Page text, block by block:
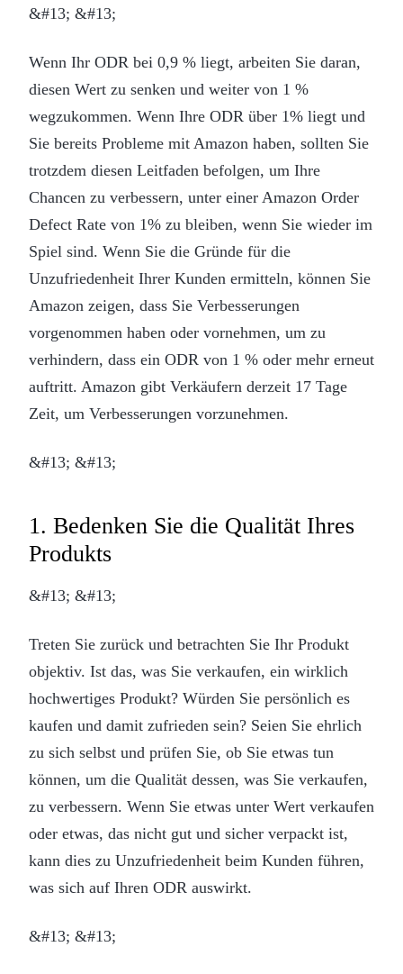
&#13; &#13;
Wenn Ihr ODR bei 0,9 % liegt, arbeiten Sie daran,
diesen Wert zu senken und weiter von 1 %
wegzukommen. Wenn Ihre ODR über 1% liegt und
Sie bereits Probleme mit Amazon haben, sollten Sie
trotzdem diesen Leitfaden befolgen, um Ihre
Chancen zu verbessern, unter einer Amazon Order
Defect Rate von 1% zu bleiben, wenn Sie wieder im
Spiel sind. Wenn Sie die Gründe für die
Unzufriedenheit Ihrer Kunden ermitteln, können Sie
Amazon zeigen, dass Sie Verbesserungen
vorgenommen haben oder vornehmen, um zu
verhindern, dass ein ODR von 1 % oder mehr erneut
auftritt. Amazon gibt Verkäufern derzeit 17 Tage
Zeit, um Verbesserungen vorzunehmen.
&#13; &#13;
1. Bedenken Sie die Qualität Ihres
Produkts
&#13; &#13;
Treten Sie zurück und betrachten Sie Ihr Produkt
objektiv. Ist das, was Sie verkaufen, ein wirklich
hochwertiges Produkt? Würden Sie persönlich es
kaufen und damit zufrieden sein? Seien Sie ehrlich
zu sich selbst und prüfen Sie, ob Sie etwas tun
können, um die Qualität dessen, was Sie verkaufen,
zu verbessern. Wenn Sie etwas unter Wert verkaufen
oder etwas, das nicht gut und sicher verpackt ist,
kann dies zu Unzufriedenheit beim Kunden führen,
was sich auf Ihren ODR auswirkt.
&#13; &#13;